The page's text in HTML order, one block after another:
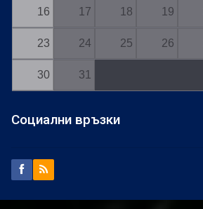
16 17 18 19
23 24 25 26
30 31
Социални връзки